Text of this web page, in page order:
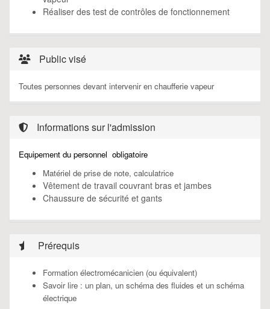
Réaliser des test de contrôles de fonctionnement
Public visé
Toutes personnes devant intervenir en chaufferie vapeur
Informations sur l'admission
Equipement du personnel obligatoire
Matériel de prise de note, calculatrice
Vêtement de travail couvrant bras et jambes
Chaussure de sécurité et gants
Prérequis
Formation électromécanicien (ou équivalent)
Savoir lire : un plan, un schéma des fluides et un schéma
électrique